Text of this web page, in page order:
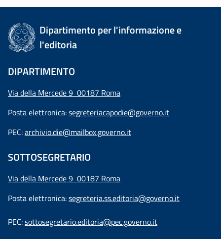
Dipartimento per l'informazione e
l'editoria
DIPARTIMENTO
Via della Mercede 9 00187 Roma
Posta elettronica:segreteriacapodie@governo.it
PEC:archivio.die@mailbox.governo.it
SOTTOSEGRETARIO
Via della Mercede 9 00187 Roma
Posta elettronica:segreteria.ss.editoria@governo.it
PEC:sottosegretario.editoria@pec.governo.it